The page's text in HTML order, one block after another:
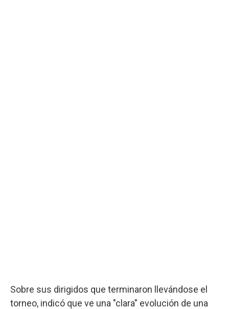
Sobre sus dirigidos que terminaron llevándose el
torneo, indicó que ve una "clara" evolución de una